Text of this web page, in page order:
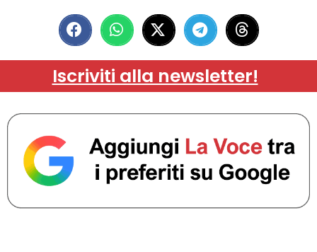
Iscriviti alla newsletter!